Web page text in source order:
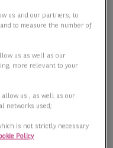
us and our partners, to
to measure the number of
us as well as our
more relevant to your
us , as well as our
networks used;
is not strictly necessary
Policy